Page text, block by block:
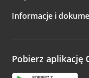
Zachęcamy do
opinie.
Informacje i
Pobierz aplikację